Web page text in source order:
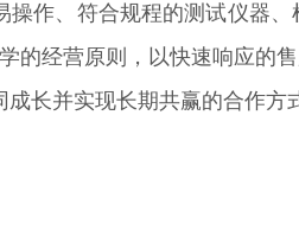
作、符合规程的测试仪器
的经营原则，以快速响应的
长并实现长期共赢的合作方